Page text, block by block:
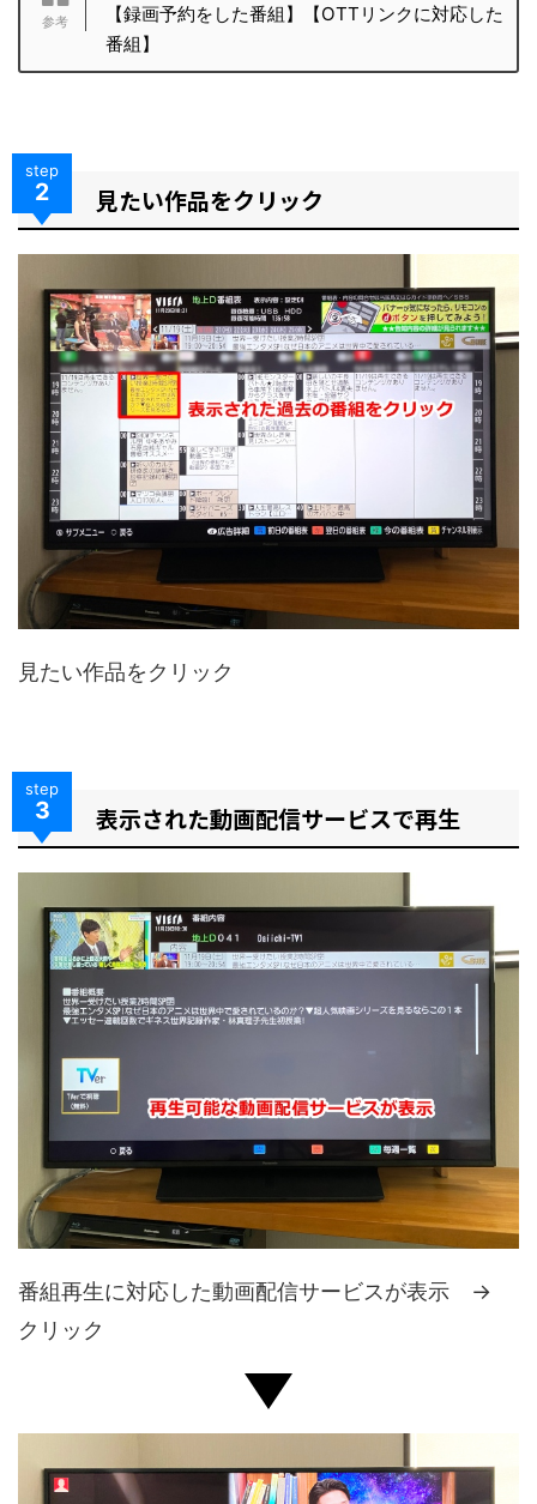
【録画予約をした番組】【OTTリンクに対応した
番組】
step
2 見たい作品をクリック
見たい作品をクリック
step
3 表示された動画配信サービスで再生
番組再生に対応した動画配信サービスが表示 →
クリック